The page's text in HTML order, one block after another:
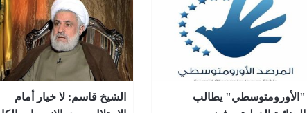
"الأورومتوسطي" يطالب
الشيخ قاسم: لا خيار أمام